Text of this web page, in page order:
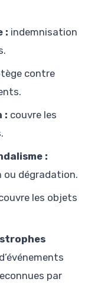
: indemnisation
contre
: couvre les
:
ou dégradation.
les objets
par